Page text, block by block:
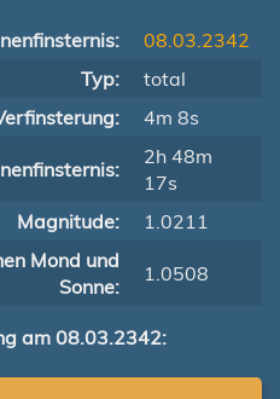
08.03.2342
Typ:
total
4m 8s
2h 48m
17s
Magnitude:
1.0211
Mond und
Sonne:
1.0508
am 08.03.2342: